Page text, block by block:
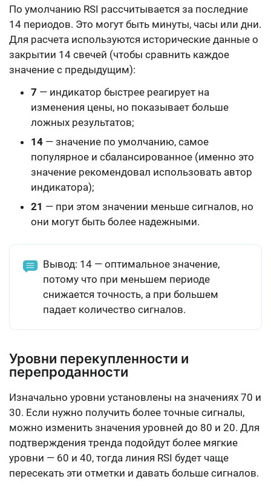
По умолчанию RSI рассчитывается за последние
14 периодов. Это могут быть минуты, часы или дни.
Для расчета используются исторические данные о
закрытии 14 свечей (чтобы сравнить каждое
значение с предыдущим):
7 — индикатор быстрее реагирует на
изменения цены, но показывает больше
ложных результатов;
14 — значение по умолчанию, самое
популярное и сбалансированное (именно это
значение рекомендовал использовать автор
индикатора);
21 — при этом значении меньше сигналов, но
они могут быть более надежными.
Вывод: 14 — оптимальное значение,
потому что при меньшем периоде
снижается точность, а при большем
падает количество сигналов.
Уровни перекупленности и
перепроданности
Изначально уровни установлены на значениях 70 и
30. Если нужно получить более точные сигналы,
можно изменить значения уровней до 80 и 20. Для
подтверждения тренда подойдут более мягкие
уровни — 60 и 40, тогда линия RSI будет чаще
пересекать эти отметки и давать больше сигналов.